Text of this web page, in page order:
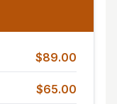
$89.00
$65.00